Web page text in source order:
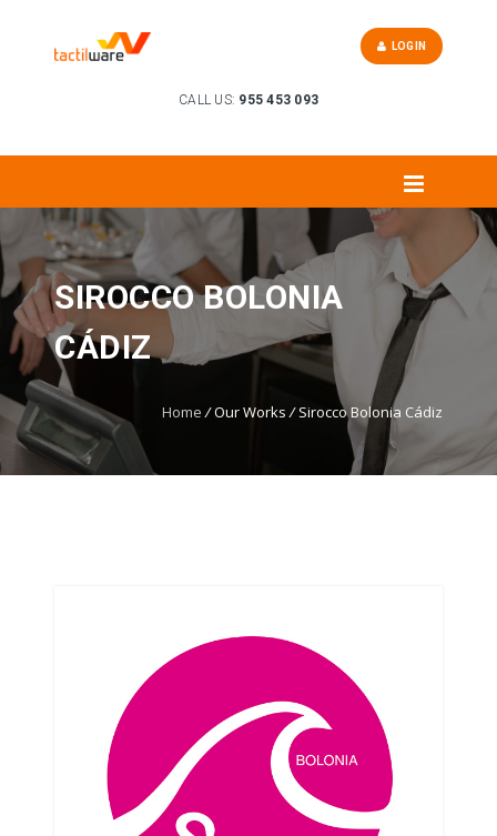
CALL US: 955 453 093
LOGIN
SIROCCO BOLONIA
CÁDIZ
Home /Our Works/ Sirocco Bolonia Cádiz